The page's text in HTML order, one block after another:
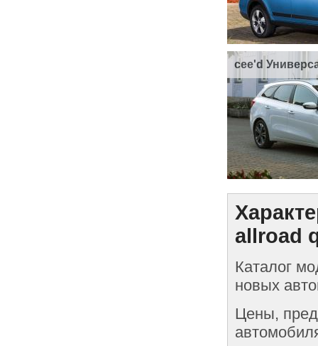
cee'd
allroad
Каталог
новых
Цены,